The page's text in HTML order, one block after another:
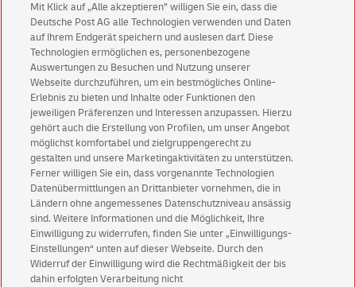
Abonnieren Sie unseren Newsletter
Immer informiert über exklusive Angebote und
Aktionen - jetzt mit Vorteil
Privatkunden sichern sich einen5 € Gutschein
für POSTSCAN!
Geschäftskundenerhalten einen5 € Gutschein
für Briefmarke individuell!
Zur Newsletter-Anmeldung
Mit Klick auf „Alle akzeptieren” willigen Sie ein, dass die
Deutsche Post AG alle Technologien verwenden und Daten
auf Ihrem Endgerät speichern und auslesen darf. Diese
Technologien ermöglichen es, personenbezogene
Auswertungen zu Besuchen und Nutzung unserer
Webseite durchzuführen, um ein bestmögliches Online-
Erlebnis zu bieten und Inhalte oder Funktionen den
jeweiligen Präferenzen und Interessen anzupassen. Hierzu
gehört auch die Erstellung von Profilen, um unser Angebot
möglichst komfortabel und zielgruppengerecht zu
gestalten und unsere Marketingaktivitäten zu unterstützen.
Ferner willigen Sie ein, dass vorgenannte Technologien
Datenübermittlungen an Drittanbieter vornehmen, die in
Ländern ohne angemessenes Datenschutzniveau ansässig
sind. Weitere Informationen und die Möglichkeit, Ihre
Einwilligung zu widerrufen, finden Sie unter „Einwilligungs-
Einstellungen“ unten auf dieser Webseite. Durch den
Widerruf der Einwilligung wird die Rechtmäßigkeit der bis
dahin erfolgten Verarbeitung nicht